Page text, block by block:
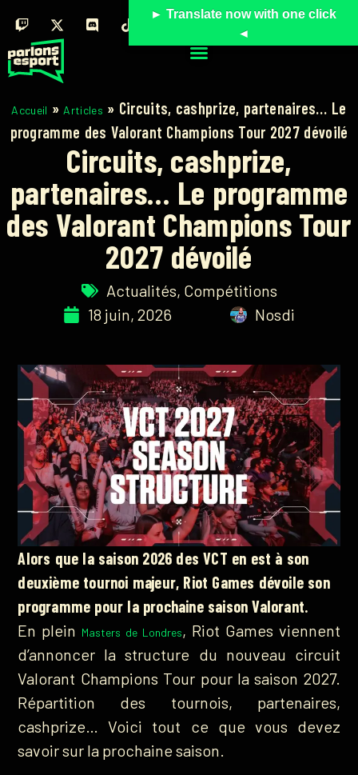
Accueil » Articles » Circuits, cashprize, partenaires… Le
programme des Valorant Champions Tour 2027 dévoilé
Circuits, cashprize,
partenaires… Le programme
des Valorant Champions Tour
2027 dévoilé
Actualités, Compétitions
18 juin, 2026
Nosdi
Alors que la saison 2026 des VCT en est à son
deuxième tournoi majeur, Riot Games dévoile son
programme pour la prochaine saison Valorant.
En plein Masters de Londres, Riot Games viennent
d’annoncer la structure du nouveau circuit
Valorant Champions Tour pour la saison 2027.
Répartition des tournois, partenaires,
cashprize… Voici tout ce que vous devez
savoir sur la prochaine saison.
► Translate now with one click
◄